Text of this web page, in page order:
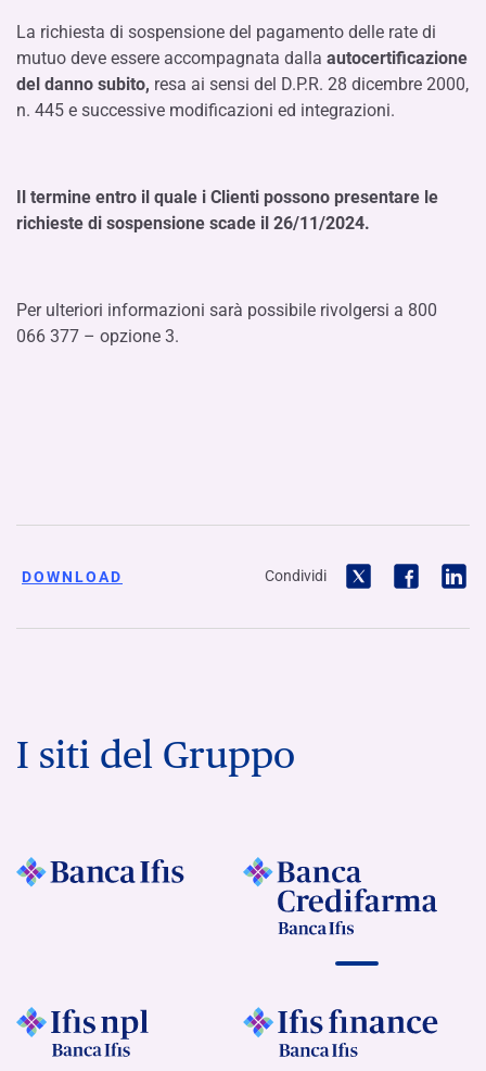
La richiesta di sospensione del pagamento delle rate di
mutuo deve essere accompagnata dalla autocertificazione
del danno subito, resa ai sensi del D.P.R. 28 dicembre 2000,
n. 445 e successive modificazioni ed integrazioni.
Il termine entro il quale i Clienti possono presentare le
richieste di sospensione scade il 26/11/2024.
Per ulteriori informazioni sarà possibile rivolgersi a 800
066 377 – opzione 3.
DOWNLOAD Condividi
I siti del Gruppo